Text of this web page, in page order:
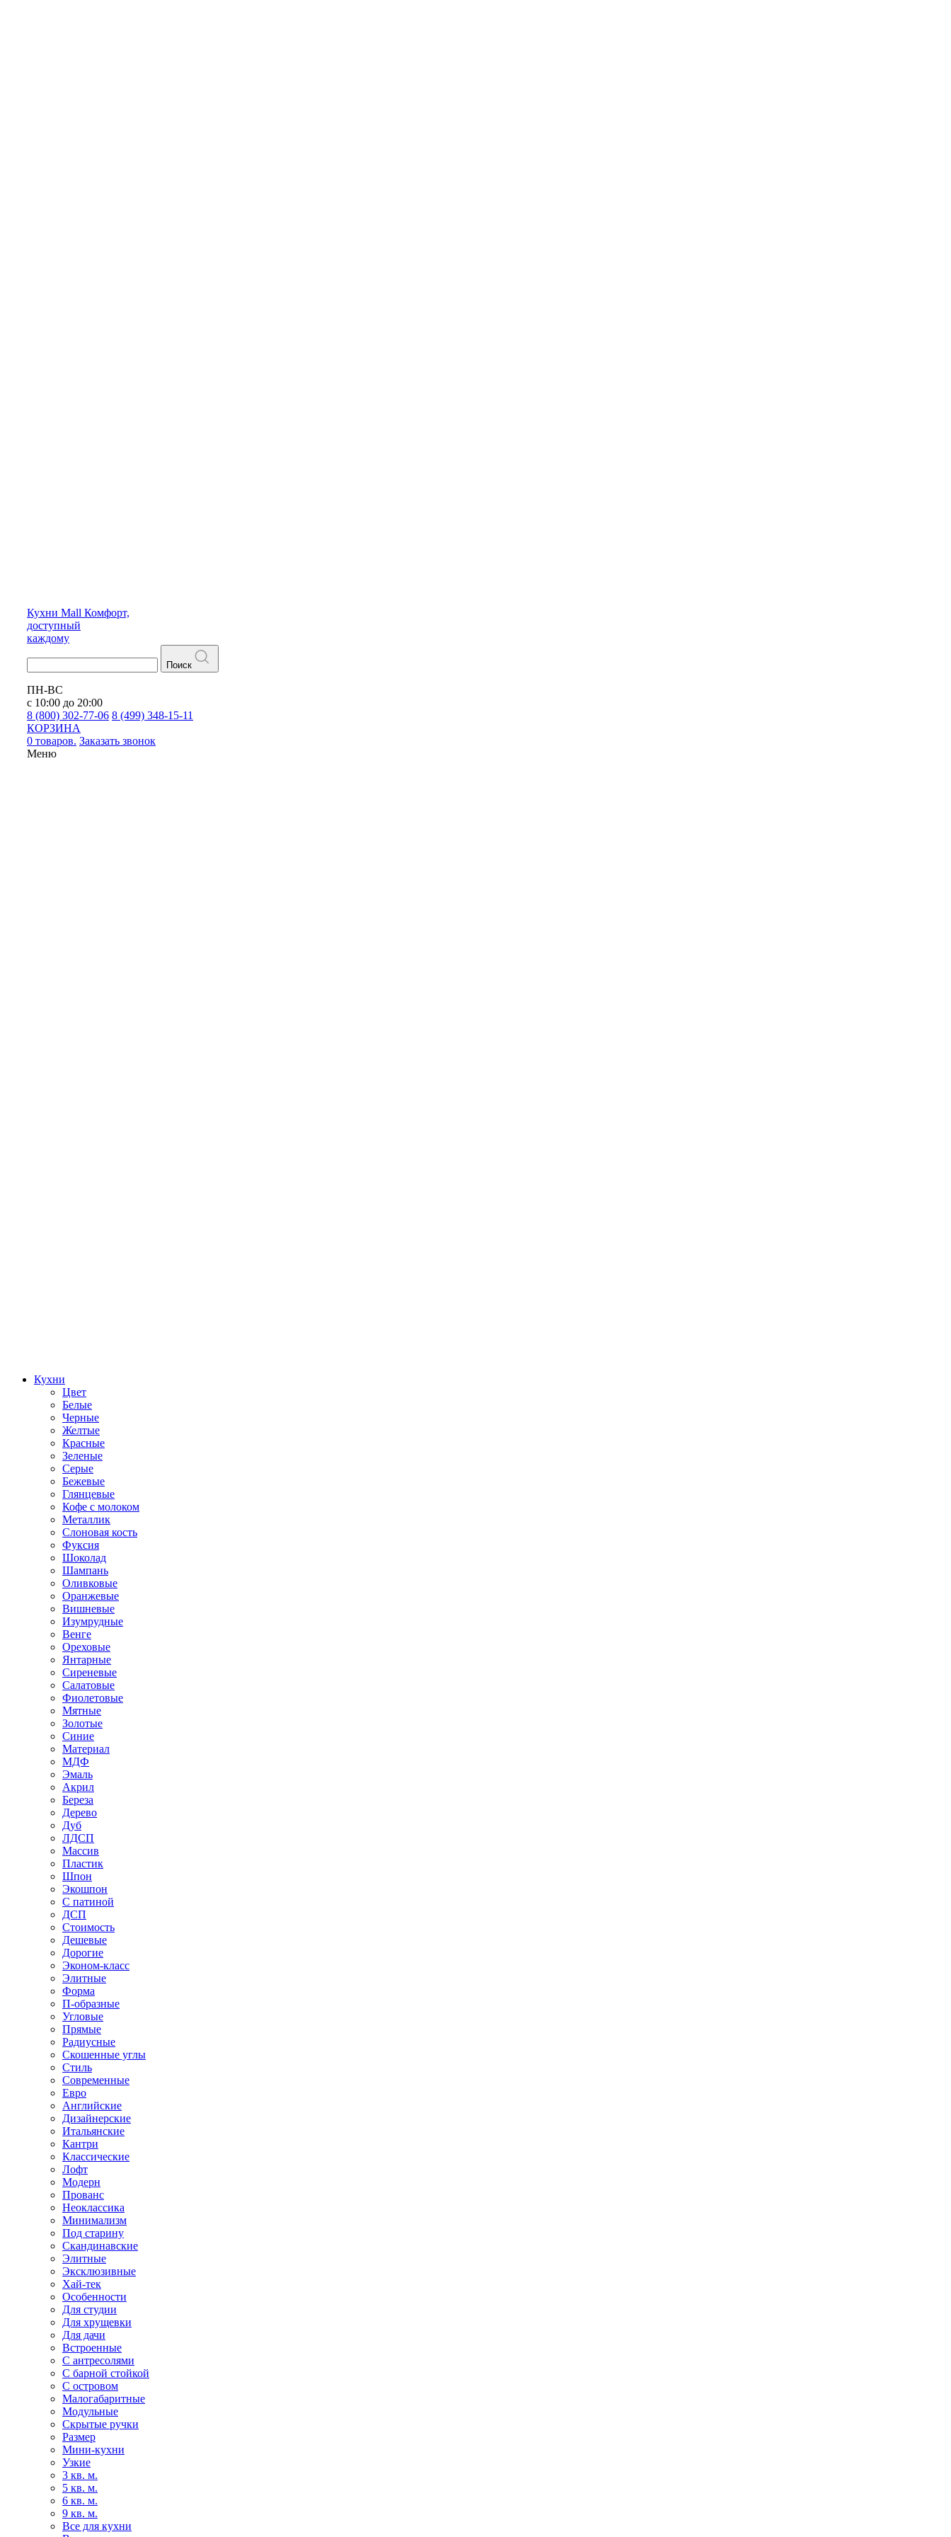
Кухни Mall Комфорт,
доступный
каждому
Поиск
ПН-ВС
с 10:00 до 20:00
8 (800) 302-77-06 8 (499) 348-15-11
КОРЗИНА
0 товаров. Заказать звонок
Меню
Кухни
Цвет
Белые
Черные
Желтые
Красные
Зеленые
Серые
Бежевые
Глянцевые
Кофе с молоком
Металлик
Слоновая кость
Фуксия
Шоколад
Шампань
Оливковые
Оранжевые
Вишневые
Изумрудные
Венге
Ореховые
Янтарные
Сиреневые
Салатовые
Фиолетовые
Мятные
Золотые
Синие
Материал
МДФ
Эмаль
Акрил
Береза
Дерево
Дуб
ЛДСП
Массив
Пластик
Шпон
Экошпон
С патиной
ДСП
Стоимость
Дешевые
Дорогие
Эконом-класс
Элитные
Форма
П-образные
Угловые
Прямые
Радиусные
Скошенные углы
Стиль
Современные
Евро
Английские
Дизайнерские
Итальянские
Кантри
Классические
Лофт
Модерн
Прованс
Неоклассика
Минимализм
Под старину
Скандинавские
Элитные
Эксклюзивные
Хай-тек
Особенности
Для студии
Для хрущевки
Для дачи
Встроенные
С антресолями
С барной стойкой
С островом
Малогабаритные
Модульные
Скрытые ручки
Размер
Мини-кухни
Узкие
3 кв. м.
5 кв. м.
6 кв. м.
9 кв. м.
Все для кухни